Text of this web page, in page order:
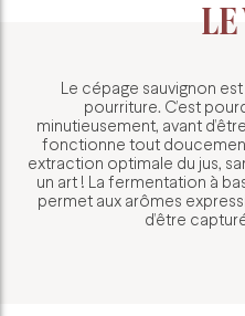
Le cépage sauvignon
pourriture. C’est
minutieusement, avant
fonctionne tout
extraction optimale du jus,
un art ! La fermentation à
permet aux arômes
d’être